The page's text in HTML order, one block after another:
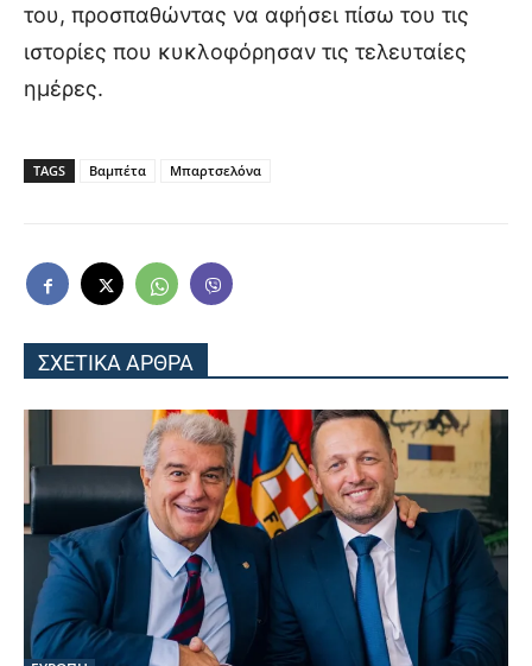
του, προσπαθώντας να αφήσει πίσω του τις
ιστορίες που κυκλοφόρησαν τις τελευταίες
ημέρες.
TAGS Βαμπέτα Μπαρτσελόνα
ΣΧΕΤΙΚΑ ΑΡΘΡΑ